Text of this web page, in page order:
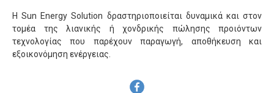
Η Sun Energy Solution δραστηριοποιείται δυναμικά και στον
τομέα της λιανικής ή χονδρικής πώλησης προιόντων
τεχνολογίας που παρέχουν παραγωγή, αποθήκευση και
εξοικονόμηση ενέργειας.